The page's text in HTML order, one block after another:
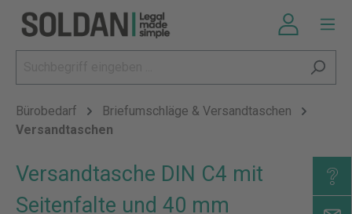
Bürobedarf
Briefumschläge & Versandtaschen
Versandtaschen
Versandtasche DIN C4 mit
Seitenfalte und 40 mm